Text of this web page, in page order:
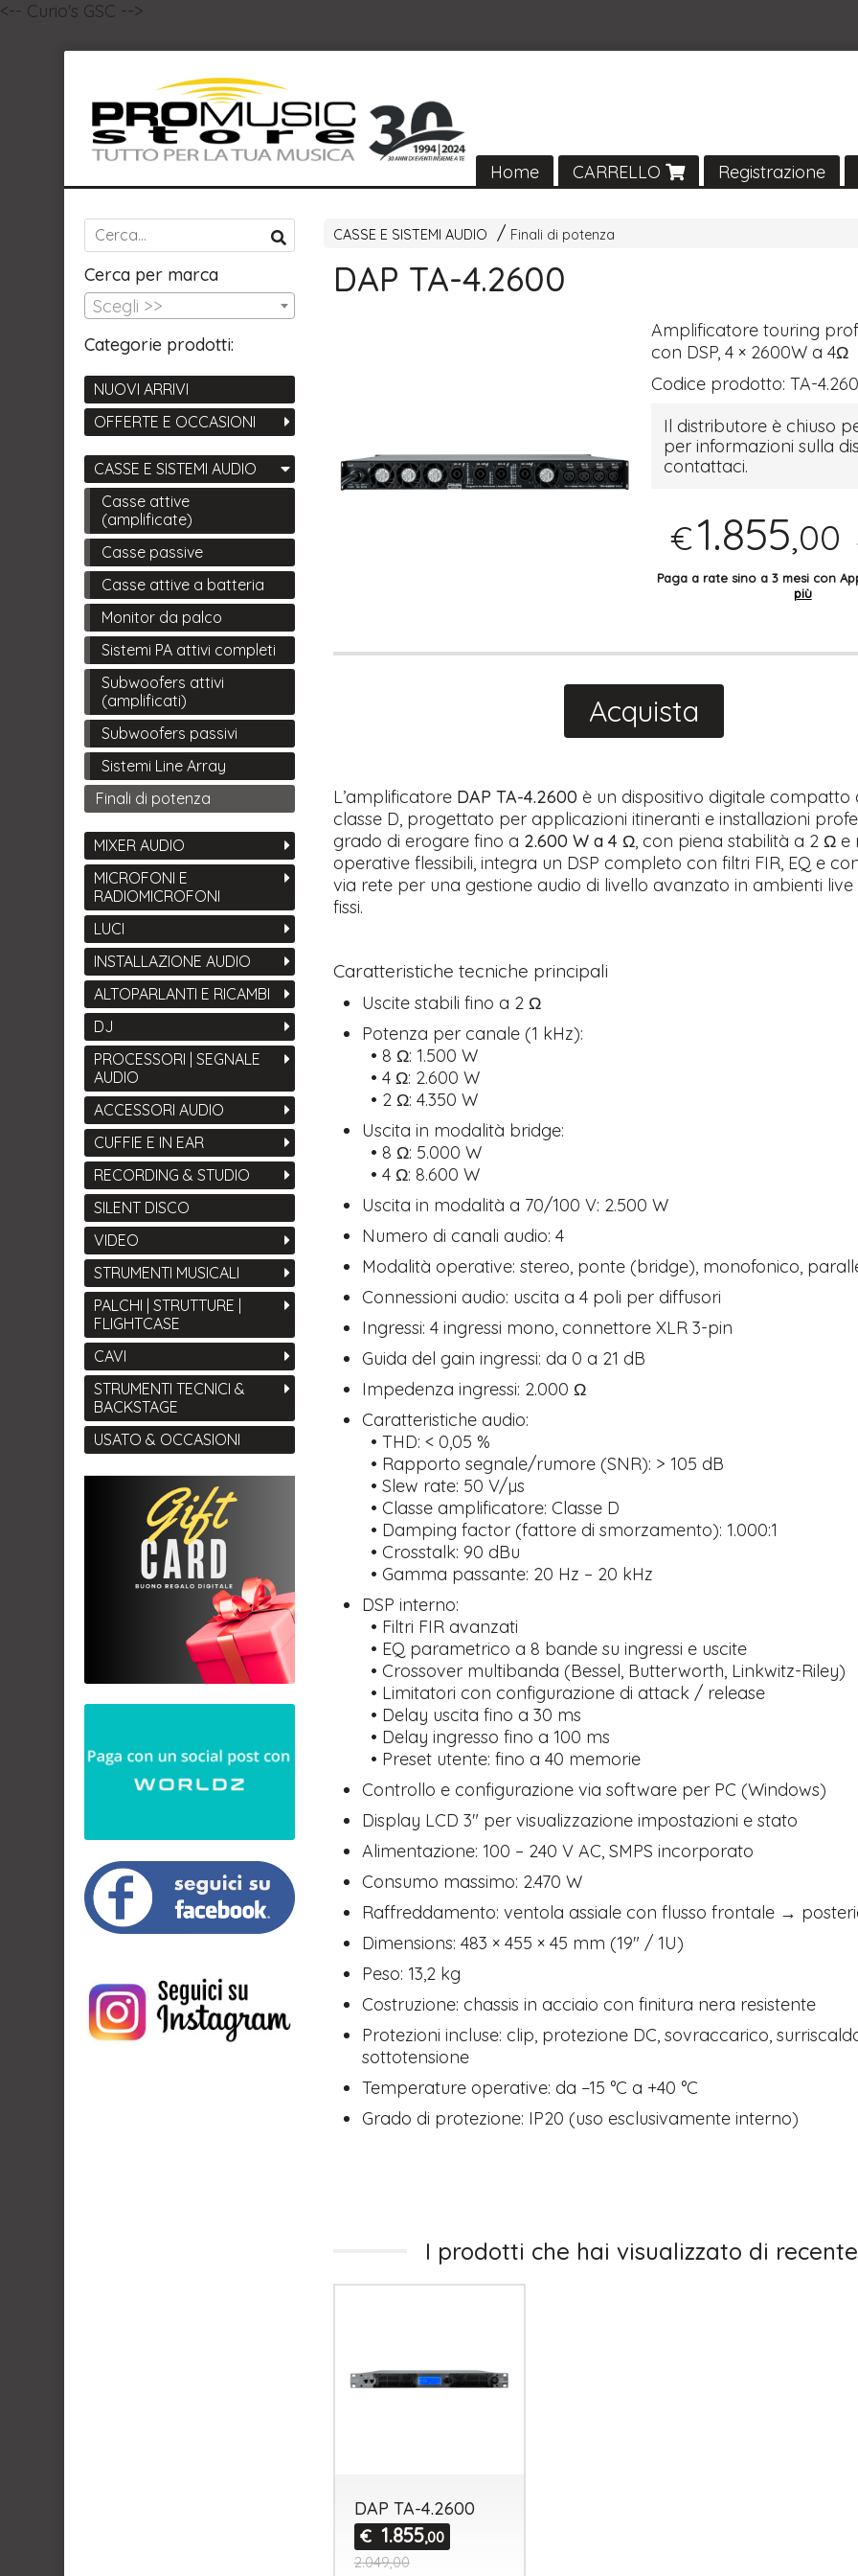
<-- Curio's GSC -->
Home CARRELLO Registrazione
CASSE E SISTEMI AUDIO Finali di potenza
DAP TA-4.2600
Amplificatore touring
con DSP, 4 × 2600W a 4Ω
Codice prodotto:TA-
Il distributore è chiuso
per informazioni sulla
contattaci.
€1.855,00
Paga a rate sino a 3 mesi con
più
Acquista
L’amplificatore DAP TA-4.2600è un dispositivo digitale compatto
classe D, progettato per applicazioni itineranti e installazioni
grado di erogare fino a 2.600 W a 4 Ω, con piena stabilità a 2 Ω e
operative flessibili, integra un DSP completo con filtri FIR, EQ e
via rete per una gestione audio di livello avanzato in ambienti
fissi.
Caratteristiche tecniche principali
Uscite stabili fino a 2 Ω
Potenza per canale (1 kHz):
• 8 Ω: 1.500 W
• 4 Ω: 2.600 W
• 2 Ω: 4.350 W
Uscita in modalità bridge:
• 8 Ω: 5.000 W
• 4 Ω: 8.600 W
Uscita in modalità a 70/100 V: 2.500 W
Numero di canali audio: 4
Modalità operative: stereo, ponte (bridge), monofonico,
Connessioni audio: uscita a 4 poli per diffusori
Ingressi: 4 ingressi mono, connettore XLR 3-pin
Guida del gain ingressi: da 0 a 21 dB
Impedenza ingressi: 2.000 Ω
Caratteristiche audio:
• THD: < 0,05 %
• Rapporto segnale/rumore (SNR): > 105 dB
• Slew rate: 50 V/µs
• Classe amplificatore: Classe D
• Damping factor (fattore di smorzamento): 1.000:1
• Crosstalk: 90 dBu
• Gamma passante: 20 Hz – 20 kHz
DSP interno:
• Filtri FIR avanzati
• EQ parametrico a 8 bande su ingressi e uscite
• Crossover multibanda (Bessel, Butterworth, Linkwitz-Riley)
• Limitatori con configurazione di attack / release
• Delay uscita fino a 30 ms
• Delay ingresso fino a 100 ms
• Preset utente: fino a 40 memorie
Controllo e configurazione via software per PC (Windows)
Display LCD 3″ per visualizzazione impostazioni e stato
Alimentazione: 100 – 240 V AC, SMPS incorporato
Consumo massimo: 2.470 W
Raffreddamento: ventola assiale con flusso frontale →
Dimensions: 483 × 455 × 45 mm (19″ / 1U)
Peso: 13,2 kg
Costruzione: chassis in acciaio con finitura nera resistente
Protezioni incluse: clip, protezione DC, sovraccarico,
sottotensione
Temperature operative: da −15 °C a +40 °C
Grado di protezione: IP20 (uso esclusivamente interno)
I prodotti che hai visualizzato di
DAP TA-4.2600
€ 1.855,00
2.049,00
Cerca per marca
Scegli >>
Categorie prodotti:
NUOVI ARRIVI
OFFERTE E OCCASIONI
CASSE E SISTEMI AUDIO
Casse attive
(amplificate)
Casse passive
Casse attive a batteria
Monitor da palco
Sistemi PA attivi completi
Subwoofers attivi
(amplificati)
Subwoofers passivi
Sistemi Line Array
Finali di potenza
MIXER AUDIO
MICROFONI E
RADIOMICROFONI
LUCI
INSTALLAZIONE AUDIO
ALTOPARLANTI E RICAMBI
DJ
PROCESSORI | SEGNALE
AUDIO
ACCESSORI AUDIO
CUFFIE E IN EAR
RECORDING & STUDIO
SILENT DISCO
VIDEO
STRUMENTI MUSICALI
PALCHI | STRUTTURE |
FLIGHTCASE
CAVI
STRUMENTI TECNICI &
BACKSTAGE
USATO & OCCASIONI
Tutto